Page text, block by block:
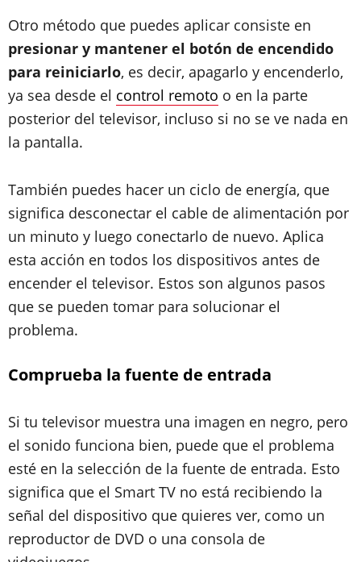
Otro método que puedes aplicar consiste en
presionar y mantener el botón de encendido
para reiniciarlo, es decir, apagarlo y encenderlo,
ya sea desde el control remoto o en la parte
posterior del televisor, incluso si no se ve nada en
la pantalla.
También puedes hacer un ciclo de energía, que
significa desconectar el cable de alimentación por
un minuto y luego conectarlo de nuevo. Aplica
esta acción en todos los dispositivos antes de
encender el televisor. Estos son algunos pasos
que se pueden tomar para solucionar el
problema.
Comprueba la fuente de entrada
Si tu televisor muestra una imagen en negro, pero
el sonido funciona bien, puede que el problema
esté en la selección de la fuente de entrada. Esto
significa que el Smart TV no está recibiendo la
señal del dispositivo que quieres ver, como un
reproductor de DVD o una consola de